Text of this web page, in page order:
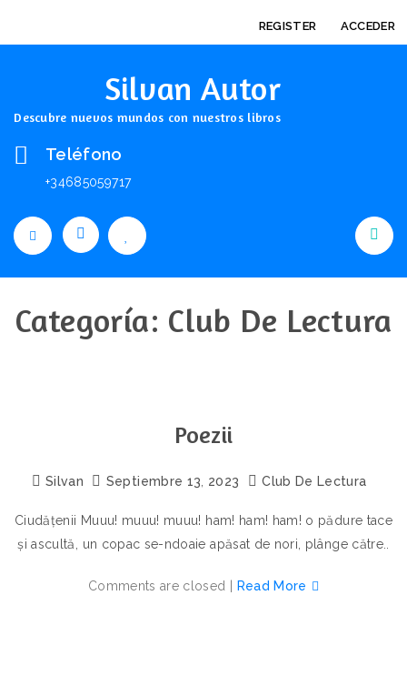
REGISTER ACCEDER
Silvan Autor
Descubre nuevos mundos con nuestros libros
Teléfono
+34685059717
Categoría: Club De Lectura
Poezii
Silvan Septiembre 13, 2023 Club De Lectura
Ciudățenii Muuu! muuu! muuu! ham! ham! ham! o pădure tace
și ascultă, un copac se-ndoaie apăsat de nori, plânge către..
Comments are closed | Read More